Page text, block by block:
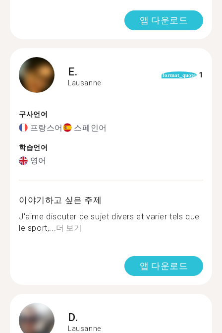
앱 다운로드
E.
Lausanne
format_quote 1
구사언어
프랑스어 스페인어
학습언어
영어
이야기하고 싶은 주제
J'aime discuter de sujet divers et varier tels que
le sport,...더 보기
앱 다운로드
D.
Lausanne